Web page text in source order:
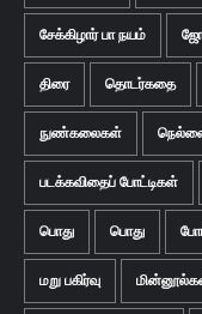
சேக்கிழார் பா நயம்
திரை தொடர்கதை
நுண்கலைகள்
படக்கவிதைப் போட்டிகள்
பொது பொது
மறு பகிர்வு